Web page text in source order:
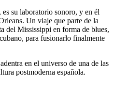
, es su laboratorio sonoro, y en él
Un viaje que parte de la
del Mississippi en forma de blues,
para fusionarlo finalmente
en el universo de una de las
postmoderna española.